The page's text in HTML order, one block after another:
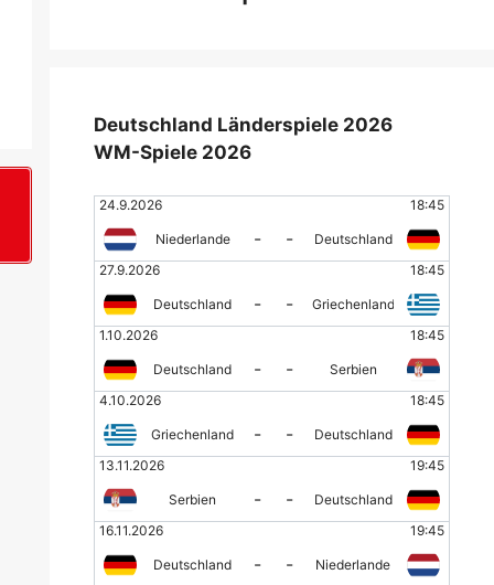
Deutschland Länderspiele 2026
WM-Spiele 2026
24.9.2026 18:45
Niederlande - -
Deutschland
27.9.2026
18:45
Deutschland - -
Griechenland
1.10.2026
18:45
Deutschland - -
Serbien
4.10.2026
18:45
Griechenland - -
Deutschland
13.11.2026
19:45
Serbien - -
Deutschland
16.11.2026
19:45
Deutschland - - Niederlande